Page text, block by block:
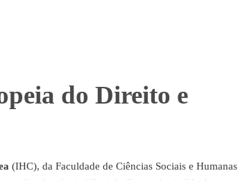
do Direito e
(IHC), da Faculdade de Ciências Sociais e Humanas